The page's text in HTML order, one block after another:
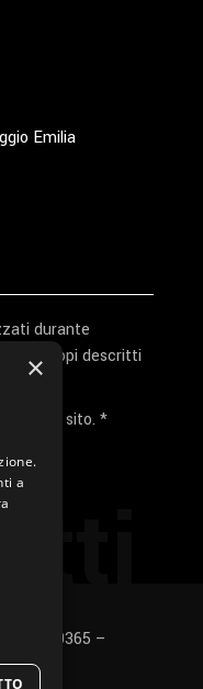
Emilia
durante
altri scopi descritti
del sito. *
–
×
a